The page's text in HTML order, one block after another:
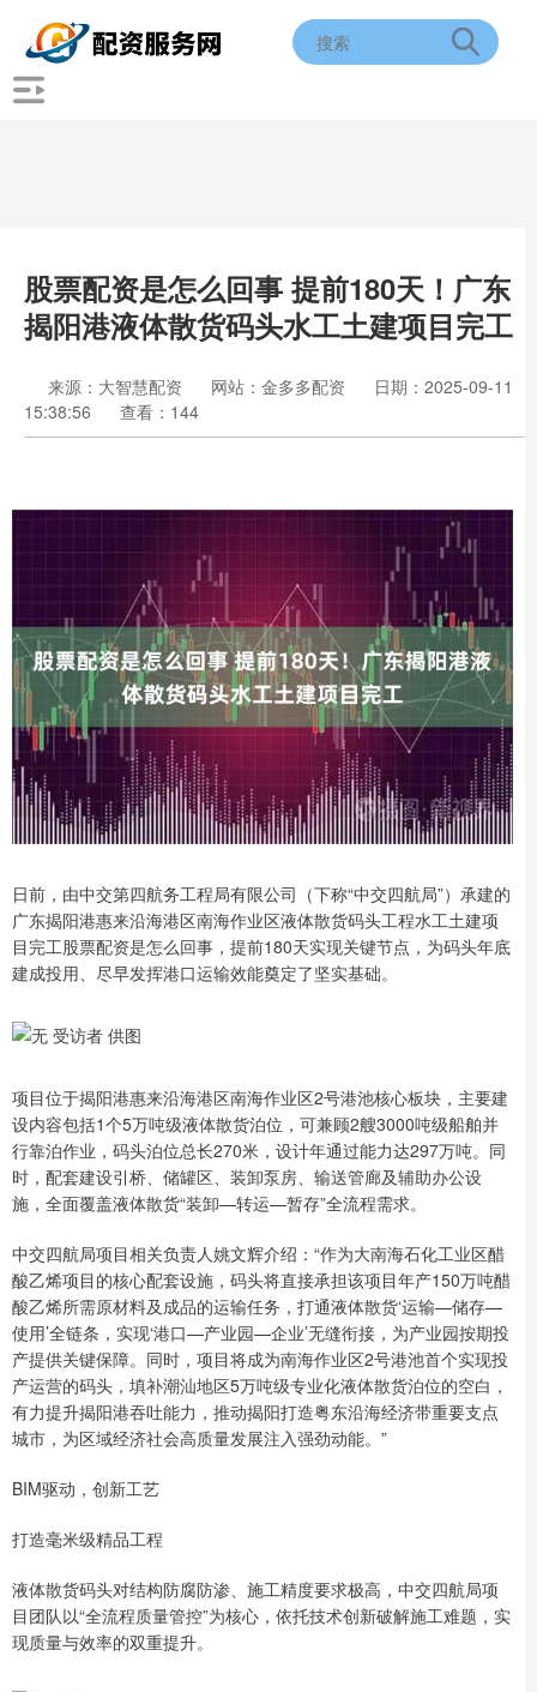
股票配资是怎么回事 提前180天！广东
揭阳港液体散货码头水工土建项目完工
来源：大智慧配资 网站：金多多配资
日期：2025-09-11
15:38:56
查看：144
日前，由中交第四航务工程局有限公司（下称“中交四航局”）承建的
广东揭阳港惠来沿海港区南海作业区液体散货码头工程水工土建项
目完工股票配资是怎么回事，提前180天实现关键节点，为码头年底
建成投用、尽早发挥港口运输效能奠定了坚实基础。
项目位于揭阳港惠来沿海港区南海作业区2号港池核心板块，主要建
设内容包括1个5万吨级液体散货泊位，可兼顾2艘3000吨级船舶并
行靠泊作业，码头泊位总长270米，设计年通过能力达297万吨。同
时，配套建设引桥、储罐区、装卸泵房、输送管廊及辅助办公设
施，全面覆盖液体散货“装卸—转运—暂存”全流程需求。
中交四航局项目相关负责人姚文辉介绍：“作为大南海石化工业区醋
酸乙烯项目的核心配套设施，码头将直接承担该项目年产150万吨醋
酸乙烯所需原材料及成品的运输任务，打通液体散货‘运输—储存—
使用’全链条，实现‘港口—产业园—企业’无缝衔接，为产业园按期投
产提供关键保障。同时，项目将成为南海作业区2号港池首个实现投
产运营的码头，填补潮汕地区5万吨级专业化液体散货泊位的空白，
有力提升揭阳港吞吐能力，推动揭阳打造粤东沿海经济带重要支点
城市，为区域经济社会高质量发展注入强劲动能。”
BIM驱动，创新工艺
打造毫米级精品工程
液体散货码头对结构防腐防渗、施工精度要求极高，中交四航局项
目团队以“全流程质量管控”为核心，依托技术创新破解施工难题，实
现质量与效率的双重提升。